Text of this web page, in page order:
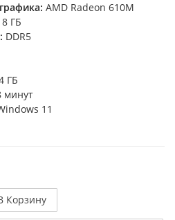
AMD Radeon 610M
8 ГБ
DDR5
ГБ
минут
11
Корзину